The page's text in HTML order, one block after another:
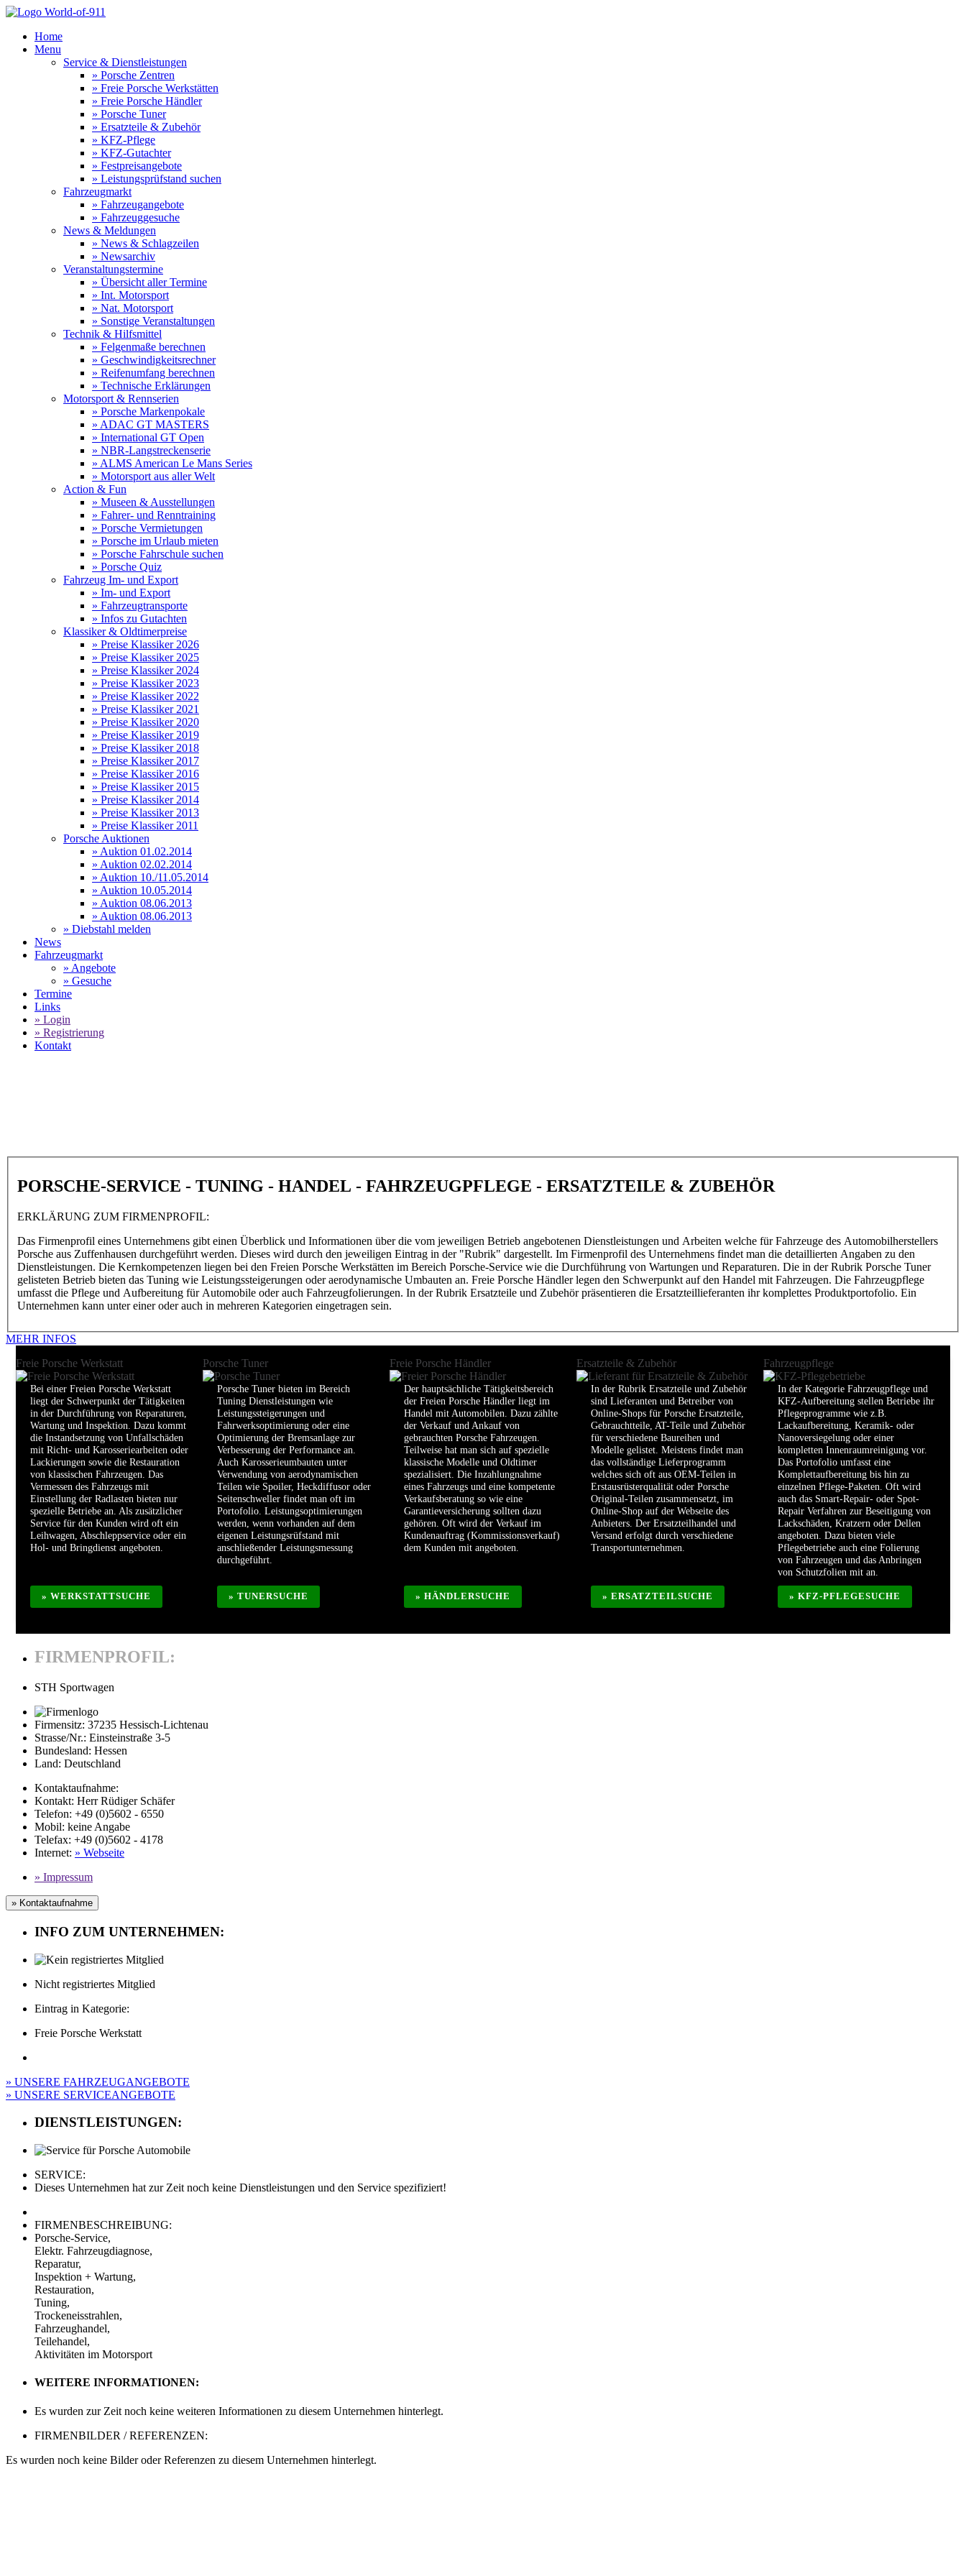
Home
Menu
Service & Dienstleistungen
» Porsche Zentren
» Freie Porsche Werkstätten
» Freie Porsche Händler
» Porsche Tuner
» Ersatzteile & Zubehör
» KFZ-Pflege
» KFZ-Gutachter
» Festpreisangebote
» Leistungsprüfstand suchen
Fahrzeugmarkt
» Fahrzeugangebote
» Fahrzeuggesuche
News & Meldungen
» News & Schlagzeilen
» Newsarchiv
Veranstaltungstermine
» Übersicht aller Termine
» Int. Motorsport
» Nat. Motorsport
» Sonstige Veranstaltungen
Technik & Hilfsmittel
» Felgenmaße berechnen
» Geschwindigkeitsrechner
» Reifenumfang berechnen
» Technische Erklärungen
Motorsport & Rennserien
» Porsche Markenpokale
» ADAC GT MASTERS
» International GT Open
» NBR-Langstreckenserie
» ALMS American Le Mans Series
» Motorsport aus aller Welt
Action & Fun
» Museen & Ausstellungen
» Fahrer- und Renntraining
» Porsche Vermietungen
» Porsche im Urlaub mieten
» Porsche Fahrschule suchen
» Porsche Quiz
Fahrzeug Im- und Export
» Im- und Export
» Fahrzeugtransporte
» Infos zu Gutachten
Klassiker & Oldtimerpreise
» Preise Klassiker 2026
» Preise Klassiker 2025
» Preise Klassiker 2024
» Preise Klassiker 2023
» Preise Klassiker 2022
» Preise Klassiker 2021
» Preise Klassiker 2020
» Preise Klassiker 2019
» Preise Klassiker 2018
» Preise Klassiker 2017
» Preise Klassiker 2016
» Preise Klassiker 2015
» Preise Klassiker 2014
» Preise Klassiker 2013
» Preise Klassiker 2011
Porsche Auktionen
» Auktion 01.02.2014
» Auktion 02.02.2014
» Auktion 10./11.05.2014
» Auktion 10.05.2014
» Auktion 08.06.2013
» Auktion 08.06.2013
» Diebstahl melden
News
Fahrzeugmarkt
» Angebote
» Gesuche
Termine
Links
» Login
» Registrierung
Kontakt
PORSCHE-SERVICE - TUNING - HANDEL - FAHRZEUGPFLEGE - ERSATZTEILE & ZUBEHÖR
ERKLÄRUNG ZUM FIRMENPROFIL:
Das Firmenprofil eines Unternehmens gibt einen Überblick und Informationen über die vom jeweiligen Betrieb angebotenen Dienstleistungen und Arbeiten welche für Fahrzeuge des Automobilherstellers
Porsche aus Zuffenhausen durchgeführt werden. Dieses wird durch den jeweiligen Eintrag in der "Rubrik" dargestellt. Im Firmenprofil des Unternehmens findet man die detaillierten Angaben zu den
Dienstleistungen. Die Kernkompetenzen liegen bei den Freien Porsche Werkstätten im Bereich Porsche-Service wie die Durchführung von Wartungen und Reparaturen. Die in der Rubrik Porsche Tuner
gelisteten Betrieb bieten das Tuning wie Leistungssteigerungen oder aerodynamische Umbauten an. Freie Porsche Händler legen den Schwerpunkt auf den Handel mit Fahrzeugen. Die Fahrzeugpflege
umfasst die Pflege und Aufbereitung für Automobile oder auch Fahrzeugfolierungen. In der Rubrik Ersatzteile und Zubehör präsentieren die Ersatzteillieferanten ihr komplettes Produktportofolio. Ein
Unternehmen kann unter einer oder auch in mehreren Kategorien eingetragen sein.
MEHR INFOS
Freie Porsche Werkstatt
Bei einer Freien Porsche Werkstatt
liegt der Schwerpunkt der Tätigkeiten
in der Durchführung von Reparaturen,
Wartung und Inspektion. Dazu kommt
die Instandsetzung von Unfallschäden
mit Richt- und Karosseriearbeiten oder
Lackierungen sowie die Restauration
von klassischen Fahrzeugen. Das
Vermessen des Fahrzeugs mit
Einstellung der Radlasten bieten nur
spezielle Betriebe an. Als zusätzlicher
Service für den Kunden wird oft ein
Leihwagen, Abschleppservice oder ein
Hol- und Bringdienst angeboten.
» WERKSTATTSUCHE
Porsche Tuner
Porsche Tuner bieten im Bereich
Tuning Dienstleistungen wie
Leistungssteigerungen und
Fahrwerksoptimierung oder eine
Optimierung der Bremsanlage zur
Verbesserung der Performance an.
Auch Karosserieumbauten unter
Verwendung von aerodynamischen
Teilen wie Spoiler, Heckdiffusor oder
Seitenschweller findet man oft im
Portofolio. Leistungsoptimierungen
werden, wenn vorhanden auf dem
eigenen Leistungsrüfstand mit
anschließender Leistungsmessung
durchgeführt.
» TUNERSUCHE
Freie Porsche Händler
Der hauptsächliche Tätigkeitsbereich
der Freien Porsche Händler liegt im
Handel mit Automobilen. Dazu zählte
der Verkauf und Ankauf von
gebrauchten Porsche Fahrzeugen.
Teilweise hat man sich auf spezielle
klassische Modelle und Oldtimer
spezialisiert. Die Inzahlungnahme
eines Fahrzeugs und eine kompetente
Verkaufsberatung so wie eine
Garantieversicherung sollten dazu
gehören. Oft wird der Verkauf im
Kundenauftrag (Kommissionsverkauf)
dem Kunden mit angeboten.
» HÄNDLERSUCHE
Ersatzteile & Zubehör
In der Rubrik Ersatzteile und Zubehör
sind Lieferanten und Betreiber von
Online-Shops für Porsche Ersatzteile,
Gebrauchtteile, AT-Teile und Zubehör
für verschiedene Baureihen und
Modelle gelistet. Meistens findet man
das vollständige Lieferprogramm
welches sich oft aus OEM-Teilen in
Erstausrüsterqualität oder Porsche
Original-Teilen zusammensetzt, im
Online-Shop auf der Webseite des
Anbieters. Der Ersatzteilhandel und
Versand erfolgt durch verschiedene
Transportunternehmen.
» ERSATZTEILSUCHE
Fahrzeugpflege
In der Kategorie Fahrzeugpflege und
KFZ-Aufbereitung stellen Betriebe ihr
Pflegeprogramme wie z.B.
Lackaufbereitung, Keramik- oder
Nanoversiegelung oder einer
kompletten Innenraumreinigung vor.
Das Portofolio umfasst eine
Komplettaufbereitung bis hin zu
einzelnen Pflege-Paketen. Oft wird
auch das Smart-Repair- oder Spot-
Repair Verfahren zur Beseitigung von
Lackschäden, Kratzern oder Dellen
angeboten. Dazu bieten viele
Pflegebetriebe auch eine Folierung
von Fahrzeugen und das Anbringen
von Schutzfolien mit an.
» KFZ-PFLEGESUCHE
FIRMENPROFIL:
STH Sportwagen
Firmensitz: 37235 Hessisch-Lichtenau
Strasse/Nr.: Einsteinstraße 3-5
Bundesland: Hessen
Land: Deutschland
Kontaktaufnahme:
Kontakt: Herr Rüdiger Schäfer
Telefon: +49 (0)5602 - 6550
Mobil: keine Angabe
Telefax: +49 (0)5602 - 4178
Internet: » Webseite
» Impressum
» Kontaktaufnahme
INFO ZUM UNTERNEHMEN:
Nicht registriertes Mitglied
Eintrag in Kategorie:
Freie Porsche Werkstatt
» UNSERE FAHRZEUGANGEBOTE
» UNSERE SERVICEANGEBOTE
DIENSTLEISTUNGEN:
SERVICE:
Dieses Unternehmen hat zur Zeit noch keine Dienstleistungen und den Service spezifiziert!
FIRMENBESCHREIBUNG:
Porsche-Service,
Elektr. Fahrzeugdiagnose,
Reparatur,
Inspektion + Wartung,
Restauration,
Tuning,
Trockeneisstrahlen,
Fahrzeughandel,
Teilehandel,
Aktivitäten im Motorsport
WEITERE INFORMATIONEN:
Es wurden zur Zeit noch keine weiteren Informationen zu diesem Unternehmen hinterlegt.
FIRMENBILDER / REFERENZEN:
Es wurden noch keine Bilder oder Referenzen zu diesem Unternehmen hinterlegt.